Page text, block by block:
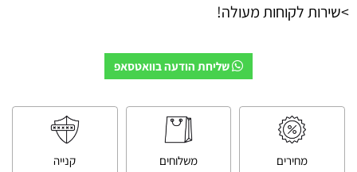
>שירות לקוחות מעולה!
שליחת הודעה בוואטסאפ
מחירים
משלוחים
קנייה